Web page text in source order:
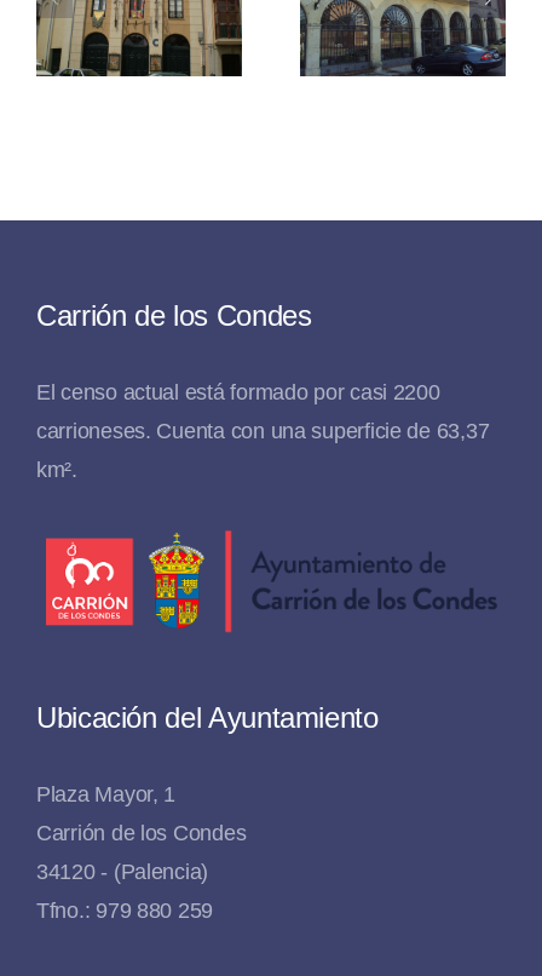
Del
Camino
Las
Mercedes
Carrión de los Condes
El censo actual está formado por casi 2200
carrioneses. Cuenta con una superficie de 63,37
km².
Ubicación del Ayuntamiento
Plaza Mayor, 1
Carrión de los Condes
34120 - (Palencia)
Tfno.: 979 880 259